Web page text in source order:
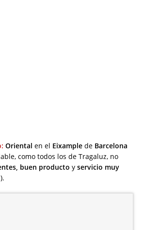
Oriental en el Eixample de Barcelona
como todos los de Tragaluz, no
buen producto y servicio muy